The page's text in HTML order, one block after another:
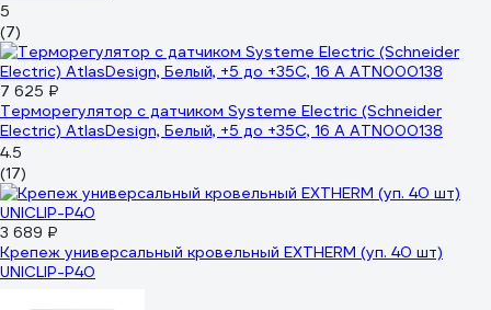
5
(7)
7 625 ₽
Терморегулятор с датчиком Systeme Electric (Schneider
Electric) AtlasDesign, Белый, +5 до +35C, 16 A ATN000138
4.5
(17)
3 689 ₽
Крепеж универсальный кровельный EXTHERM (уп. 40 шт)
UNICLIP-P40